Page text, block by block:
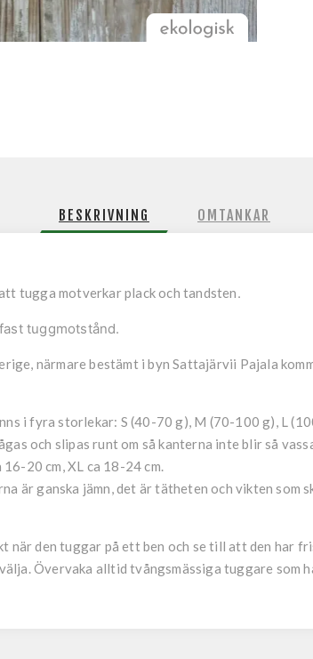
BESKRIVNING OMTANKAR
tugga motverkar plack och tandsten.
tuggmotstånd.
närmare bestämt i byn Sattajärvii Pajala
i fyra storlekar: S (40-70 g), M (70-100 g), L
och slipas runt om så kanterna inte blir så
16-20 cm, XL ca 18-24 cm.
är ganska jämn, det är tätheten och vikten
när den tuggar på ett ben och se till att den har
Övervaka alltid tvångsmässiga tuggare som